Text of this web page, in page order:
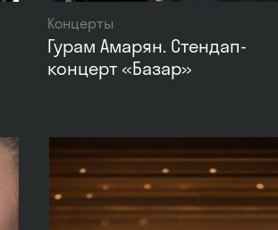
Концерты
Гурам Амарян. Стендап-
концерт «Базар»